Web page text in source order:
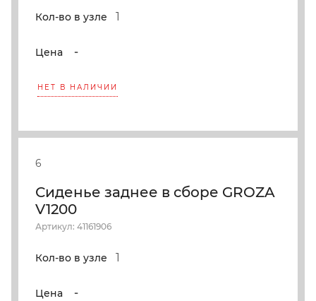
Кол-во в узле 1
Цена -
НЕТ В НАЛИЧИИ
6
Сиденье заднее в сборе GROZA
V1200
Артикул: 41161906
Кол-во в узле 1
Цена -